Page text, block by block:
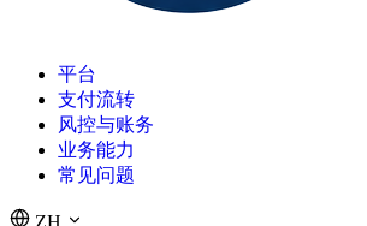
平台
支付流转
风控与账务
业务能力
常见问题